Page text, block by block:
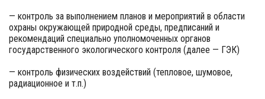
— контроль за выполнением планов и мероприятий в области
охраны окружающей природной среды, предписаний и
рекомендаций специально уполномоченных органов
государственного экологического контроля (далее — ГЭК)
— контроль физических воздействий (тепловое, шумовое,
радиационное и т.п.)